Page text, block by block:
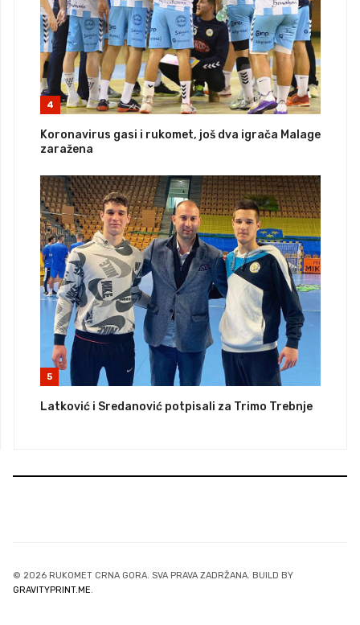
4
Koronavirus gasi i rukomet, još dva igrača Malage
zaražena
5
Latković i Sredanović potpisali za Trimo Trebnje
© 2026 RUKOMET CRNA GORA. SVA PRAVA ZADRŽANA. BUILD BY
GRAVITYPRINT.ME.